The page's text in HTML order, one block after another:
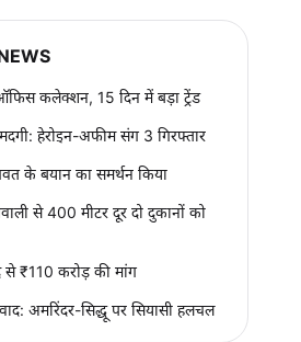
कलेक्शन, 15 दिन में बड़ा ट्रेंड
हेरोइन-अफीम संग 3 गिरफ्तार
के बयान का समर्थन किया
से 400 मीटर दूर दो दुकानों को
से ₹110 करोड़ की मांग
अमरिंदर-सिद्धू पर सियासी हलचल